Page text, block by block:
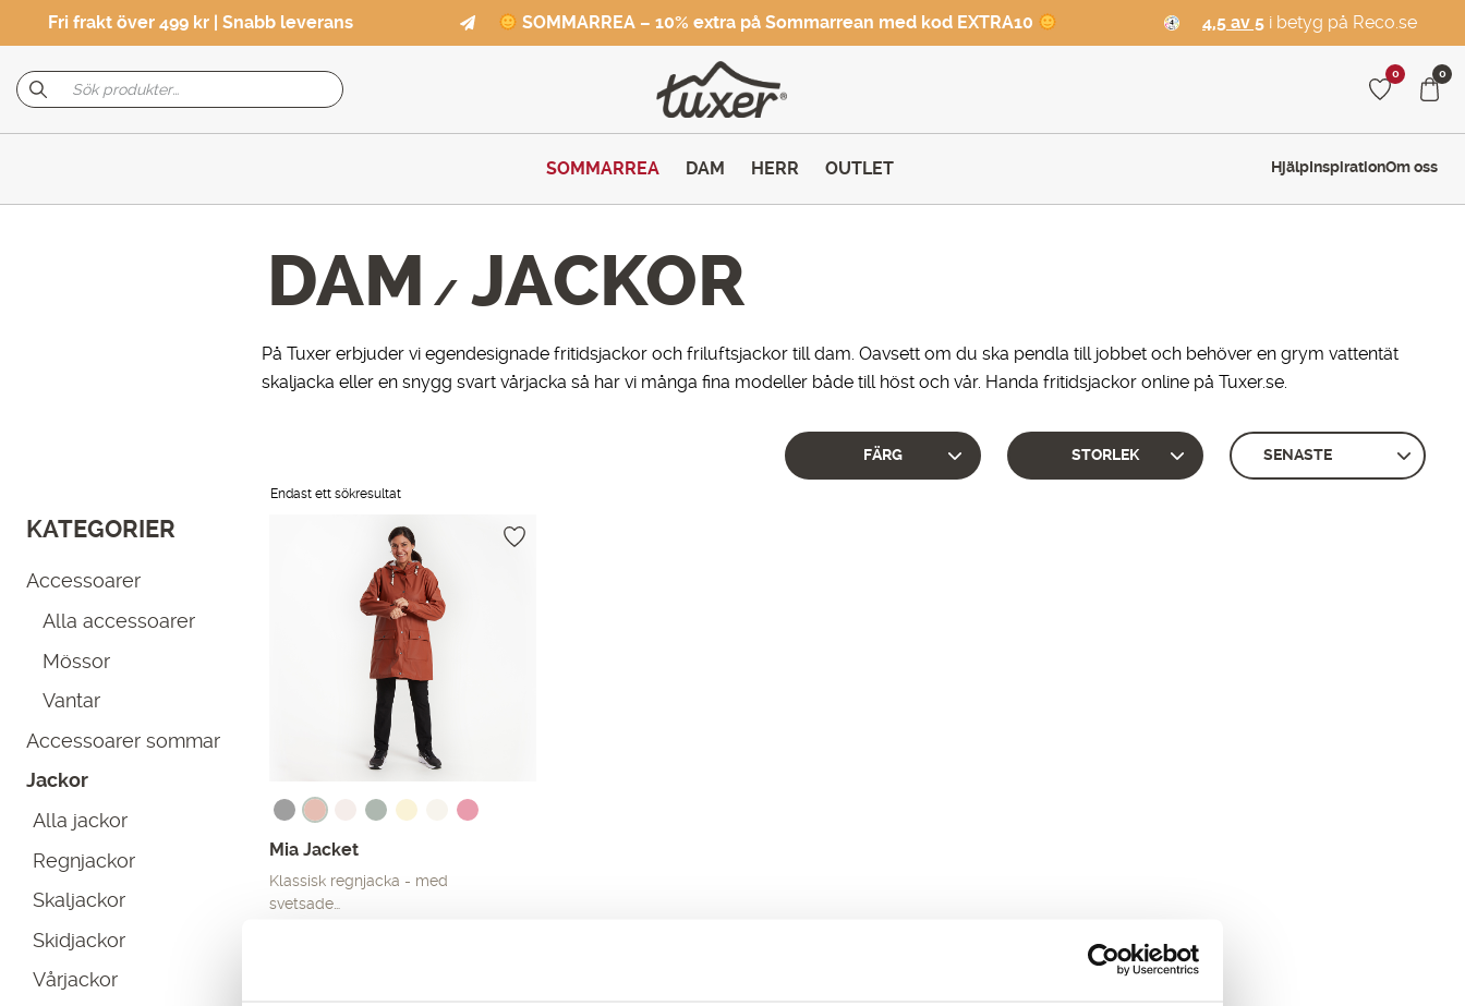
Fri frakt över 499 kr | Snabb leverans SOMMARREA – 10% extra på Sommarrean med kod EXTRA10 4,5 av 5 i betyg på Reco.se
SOMMARREA DAM HERR OUTLET HjälpInspirationOm oss
0 0
DAM / JACKOR
På Tuxer erbjuder vi egendesignade fritidsjackor och friluftsjackor till dam. Oavsett om du ska pendla till jobbet och behöver en grym vattentät
skaljacka eller en snygg svart vårjacka så har vi många fina modeller både till höst och vår. Handa fritidsjackor online på Tuxer.se.
Endast ett sökresultat
FÄRG STORLEK
KATEGORIER
Accessoarer
Alla accessoarer
Mössor
Vantar
Accessoarer sommar
Jackor
Alla jackor
Regnjackor
Skaljackor
Skidjackor
Vårjackor
Mia Jacket
Klassisk regnjacka - med
svetsade…